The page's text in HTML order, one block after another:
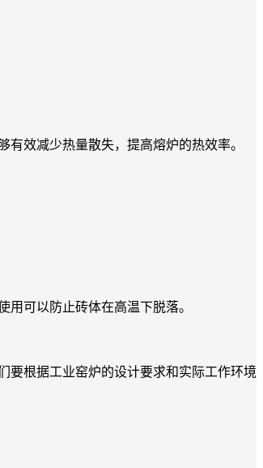
效减少热量散失，提高熔炉的热效率。
可以防止砖体在高温下脱落。
根据工业窑炉的设计要求和实际工作环境